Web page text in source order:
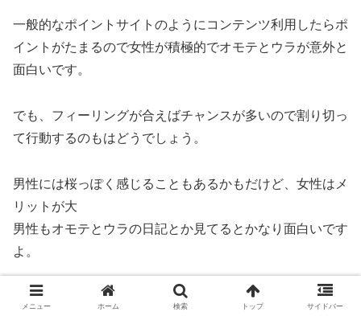
一般的なポイントサイトのようにコンテンツ利用したらポ
イントがたまるので女性が積極的でオモテとウラが意外と
面白いです。
でも、フィーリングが合えばチャンスが多いので割り切っ
て行動するのもはどうでしょう。
男性には桜っぽく感じることもあるかもだけど、女性はメ
リットが大
男性もオモテとウラの日記とか見てるとかなり面白いです
よ。
恋活と一緒にお小遣い稼ぎ
メニュー ホーム 検索 トップ サイドバー